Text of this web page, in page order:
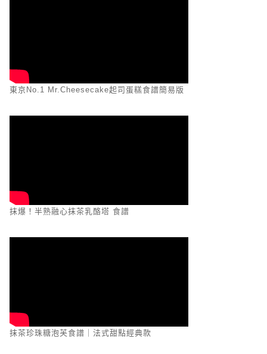
東京No.1 Mr.Cheesecake起司蛋糕食譜簡易版
抹爆！半熟融心抹茶乳酪塔 食譜
抹茶珍珠糖泡芙食譜｜法式甜點經典款